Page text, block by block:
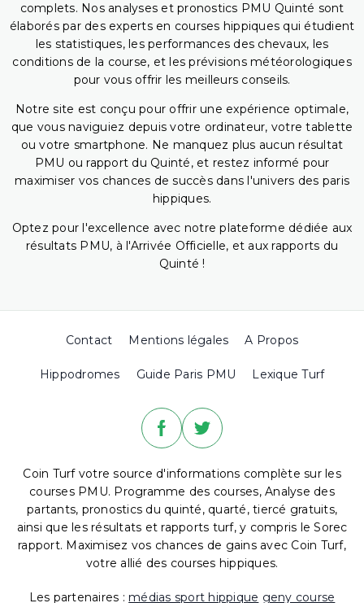
complets. Nos analyses et pronostics PMU Quinté sont
élaborés par des experts en courses hippiques qui étudient
les statistiques, les performances des chevaux, les
conditions de la course, et les prévisions météorologiques
pour vous offrir les meilleurs conseils.
Notre site est conçu pour offrir une expérience optimale,
que vous naviguiez depuis votre ordinateur, votre tablette
ou votre smartphone. Ne manquez plus aucun résultat
PMU ou rapport du Quinté, et restez informé pour
maximiser vos chances de succès dans l'univers des paris
hippiques.
Optez pour l'excellence avec notre plateforme dédiée aux
résultats PMU, à l'Arrivée Officielle, et aux rapports du
Quinté !
Contact Mentions légales A Propos
Hippodromes Guide Paris PMU Lexique Turf
Coin Turf votre source d'informations complète sur les
courses PMU. Programme des courses, Analyse des
partants, pronostics du quinté, quarté, tiercé gratuits,
ainsi que les résultats et rapports turf, y compris le Sorec
rapport. Maximisez vos chances de gains avec Coin Turf,
votre allié des courses hippiques.
Les partenaires : médias sport hippique geny course